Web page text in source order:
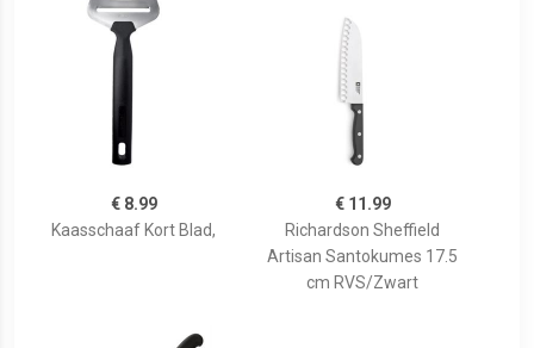
€ 8.99
Kaasschaaf Kort Blad,
€ 11.99
Richardson Sheffield
Artisan Santokumes 17.5
cm RVS/Zwart